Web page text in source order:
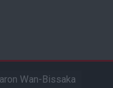
Wan-Bissaka